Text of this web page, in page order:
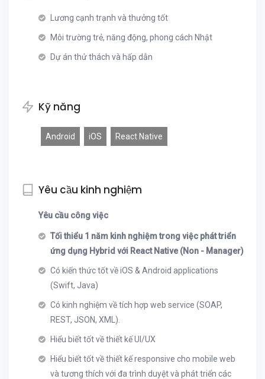
Lương cạnh trạnh và thưởng tốt
Môi trường trẻ, năng động, phong cách Nhật
Dự án thử thách và hấp dẫn
Kỹ năng
Android iOS React Native
Yêu cầu kinh nghiệm
Yêu cầu công việc
Tối thiểu 1 năm kinh nghiệm trong việc phát triển
ứng dụng Hybrid với React Native (Non - Manager)
Có kiến thức tốt về iOS & Android applications
(Swift, Java)
Có kinh nghiệm về tích hợp web service (SOAP,
REST, JSON, XML).
Hiểu biết tốt về thiết kế UI/UX
Hiểu biết tốt về thiết kế responsive cho mobile web
và tương thích với đa trình duyệt và phát triển các